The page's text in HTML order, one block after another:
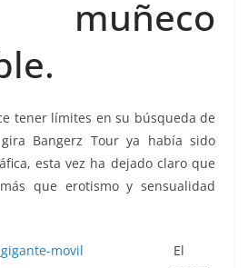
tener límites en su búsqueda de
Bangerz Tour ya había sido
esta vez ha dejado claro que
que erotismo y sensualidad
El